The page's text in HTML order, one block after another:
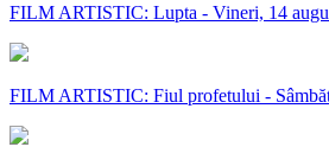
FILM ARTISTIC: Lupta - Vineri, 14
FILM ARTISTIC: Fiul profetului -